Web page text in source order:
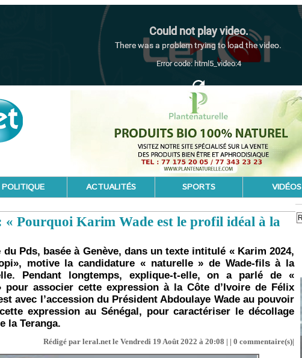
POLITIQUE ACTUALITÉS SPORTS VIDÉOS
« Pourquoi Karim Wade est le profil idéal à la
Pds, basée à Genève, dans un texte intitulé « Karim 2024,
motive la candidature « naturelle » de Wade-fils à la
Pendant longtemps, explique-t-elle, on a parlé de «
pour associer cette expression à la Côte d’Ivoire de Félix
avec l’accession du Président Abdoulaye Wade au pouvoir
expression au Sénégal, pour caractériser le décollage
la Teranga.
Rédigé par leral.net le Vendredi 19 Août 2022 à 20:08 | | 0 commentaire(s)|